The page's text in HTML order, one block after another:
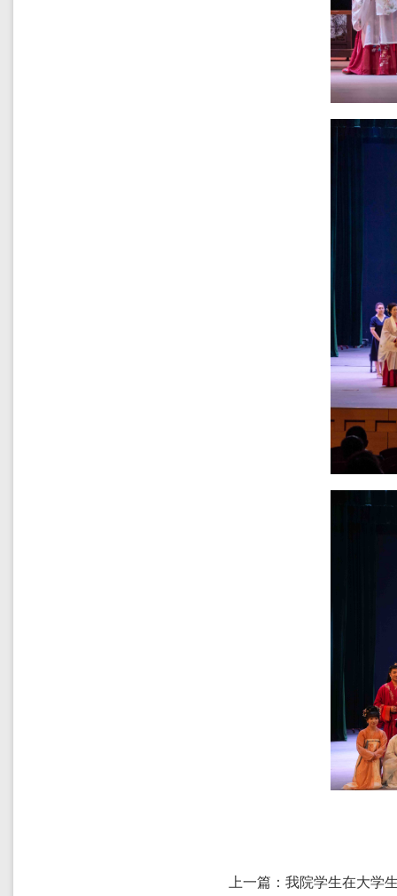
上一篇：我院学生在大学